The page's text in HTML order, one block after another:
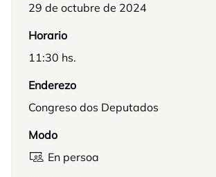
29 de octubre de 2024
Horario
11:30 hs.
Enderezo
Congreso dos Deputados
Modo
En persoa